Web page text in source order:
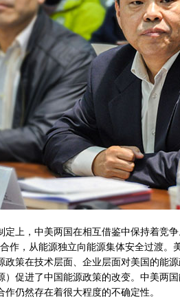
，中美两国在相互借鉴中保持着竞争
作，从能源独立向能源集体安全过渡
政策在技术层面、企业层面对美国的能
）促进了中国能源政策的改变。中美两
作仍然存在着很大程度的不确定性。